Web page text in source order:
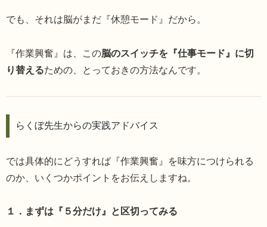
でも、それは脳がまだ『休憩モード』だから。
『作業興奮』は、この脳のスイッチを『仕事モード』に切
り替えるための、とっておきの方法なんです。
らくぼ先生からの実践アドバイス
では具体的にどうすれば『作業興奮』を味方につけられる
のか、いくつかポイントをお伝えしますね。
１．まずは『５分だけ』と区切ってみる